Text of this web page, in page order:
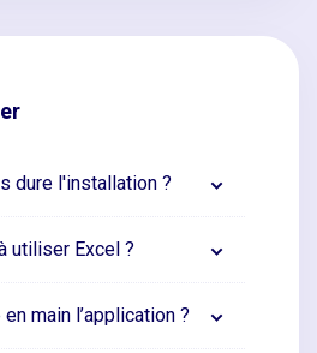
dure l'installation ?
utiliser Excel ?
main l’application ?